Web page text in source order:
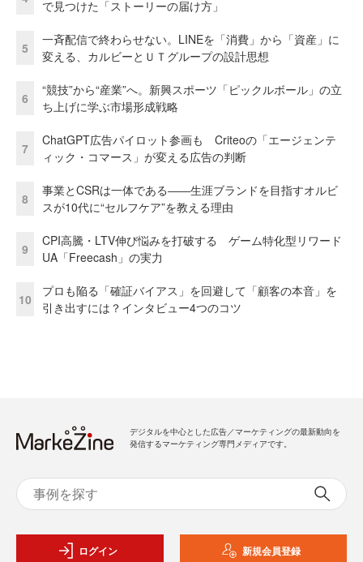
で見つけた「ストーリーの届け方」
5
一斉配信で終わらせない。LINEを「消費」から「資産」に
変える、カルビーとＵＴグループの設計思想
6
“競技”から“産業”へ。新興スポーツ「ピックルボール」の立
ち上げに学ぶ市場形成戦略
7
ChatGPT広告パイロット参画も Criteoの「エージェンテ
ィック・コマース」が変える広告の判断
8
事業とCSRは一体である――生涯ブランドを目指すオルビ
スが10代に“セルフケア”を教える理由
9
CPI高騰・LTV伸び悩みを打破する ゲーム特化型リワード
UA「Freecash」の実力
10
プロも陥る「確証バイアス」を回避して「顧客の本音」を
引き出すには？インタビュー4つのコツ
デジタルを中心とした広告／マーケティングの最新動向を
発信するマーケティング専門メディアです。
ログイン 新規会員登録